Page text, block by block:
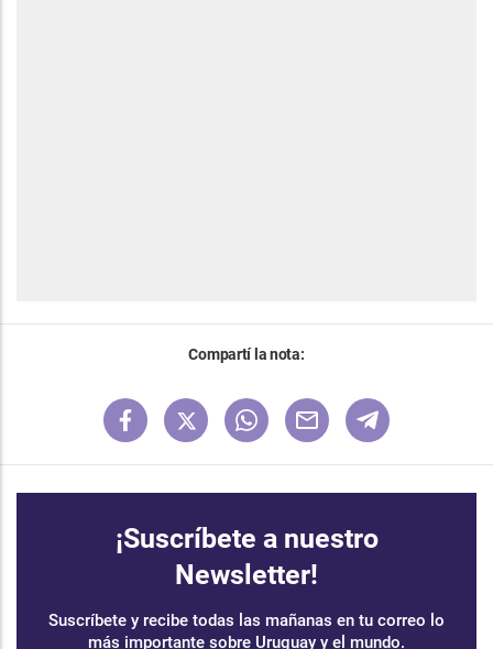
Compartí la nota:
¡Suscríbete a nuestro
Newsletter!
Suscríbete y recibe todas las mañanas en tu correo lo
más importante sobre Uruguay y el mundo.